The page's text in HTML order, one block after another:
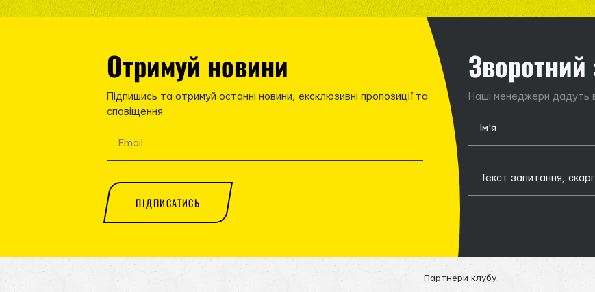
Отримуй новини
Підпишись та отримуй останні новини, ексклюзивні пропозиції та
сповіщення
ПІДПИСАТИСЬ
Зворотний
Наші менеджери дадуть
Партнери клубу